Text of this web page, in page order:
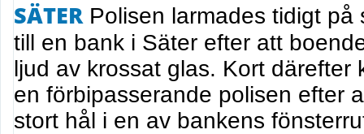
SÄTER Polisen larmades tidigt på
till en bank i Säter efter att
ljud av krossat glas. Kort därefter
en förbipasserande polisen efter
stort hål i en av bankens